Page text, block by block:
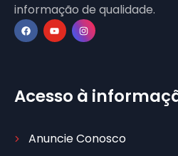
informação de qualidade.
Acesso à
Anuncie Conosco